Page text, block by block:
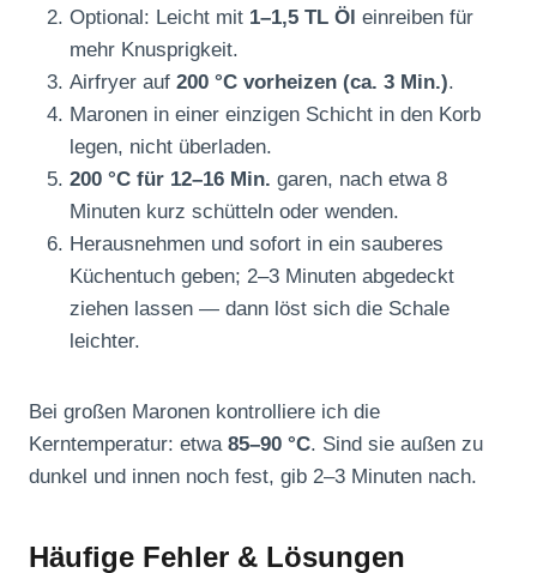
Optional: Leicht mit 1–1,5 TL Öl einreiben für
mehr Knusprigkeit.
Airfryer auf 200 °C vorheizen (ca. 3 Min.).
Maronen in einer einzigen Schicht in den Korb
legen, nicht überladen.
200 °C für 12–16 Min. garen, nach etwa 8
Minuten kurz schütteln oder wenden.
Herausnehmen und sofort in ein sauberes
Küchentuch geben; 2–3 Minuten abgedeckt
ziehen lassen — dann löst sich die Schale
leichter.
Bei großen Maronen kontrolliere ich die
Kerntemperatur: etwa 85–90 °C. Sind sie außen zu
dunkel und innen noch fest, gib 2–3 Minuten nach.
Häufige Fehler & Lösungen